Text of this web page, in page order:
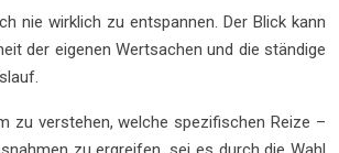
nie wirklich zu entspannen. Der Blick kann
der eigenen Wertsachen und die ständige
zu verstehen, welche spezifischen Reize –